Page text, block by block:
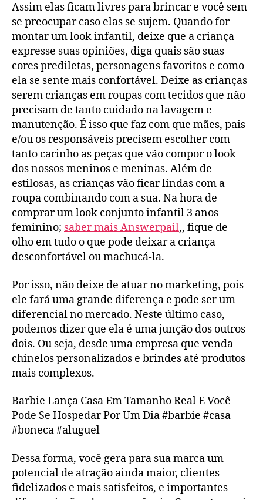
Assim elas ficam livres para brincar e você sem
se preocupar caso elas se sujem. Quando for
montar um look infantil, deixe que a criança
expresse suas opiniões, diga quais são suas
cores prediletas, personagens favoritos e como
ela se sente mais confortável. Deixe as crianças
serem crianças em roupas com tecidos que não
precisam de tanto cuidado na lavagem e
manutenção. É isso que faz com que mães, pais
e/ou os responsáveis precisem escolher com
tanto carinho as peças que vão compor o look
dos nossos meninos e meninas. Além de
estilosas, as crianças vão ficar lindas com a
roupa combinando com a sua. Na hora de
comprar um look conjunto infantil 3 anos
feminino; saber mais Answerpail,, fique de
olho em tudo o que pode deixar a criança
desconfortável ou machucá-la.
Por isso, não deixe de atuar no marketing, pois
ele fará uma grande diferença e pode ser um
diferencial no mercado. Neste último caso,
podemos dizer que ela é uma junção dos outros
dois. Ou seja, desde uma empresa que venda
chinelos personalizados e brindes até produtos
mais complexos.
Barbie Lança Casa Em Tamanho Real E Você
Pode Se Hospedar Por Um Dia #barbie #casa
#boneca #aluguel
Dessa forma, você gera para sua marca um
potencial de atração ainda maior, clientes
fidelizados e mais satisfeitos, e importantes